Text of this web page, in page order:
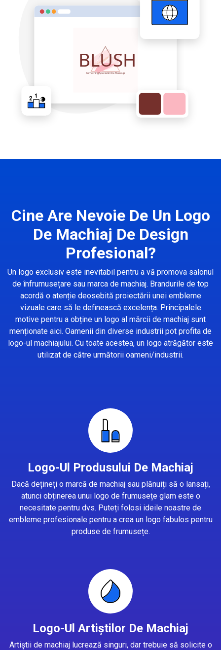
Cine Are Nevoie De Un Logo
De Machiaj De Design
Profesional?
Un logo exclusiv este inevitabil pentru a vă promova salonul
de înfrumusețare sau marca de machiaj. Brandurile de top
acordă o atenție deosebită proiectării unei embleme
vizuale care să le definească excelența. Principalele
motive pentru a obține un logo al mărcii de machiaj sunt
menționate aici. Oamenii din diverse industrii pot profita de
logo-ul machiajului. Cu toate acestea, un logo atrăgător este
utilizat de către următorii oameni/industrii.
Logo-Ul Produsului De Machiaj
Dacă dețineți o marcă de machiaj sau plănuiți să o lansați,
atunci obținerea unui logo de frumusețe glam este o
necesitate pentru dvs. Puteți folosi ideile noastre de
embleme profesionale pentru a crea un logo fabulos pentru
produse de frumusețe.
Logo-Ul Artiștilor De Machiaj
Artiștii de machiaj lucrează singuri, dar trebuie să solicite o